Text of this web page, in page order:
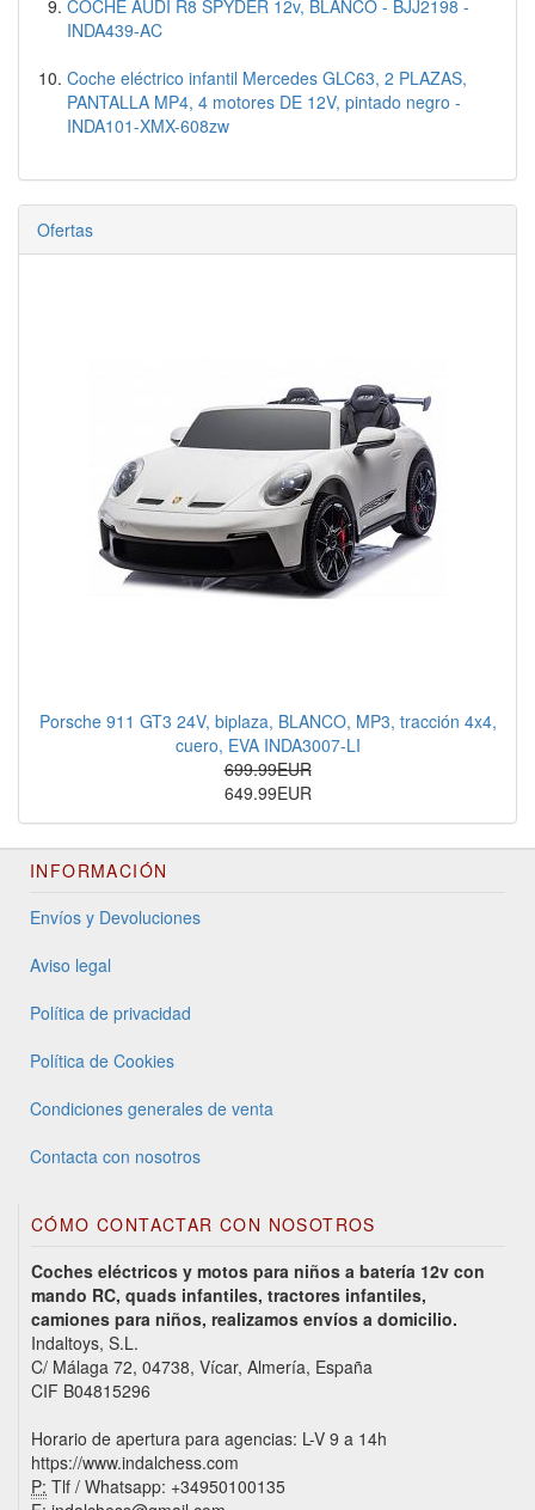
COCHE AUDI R8 SPYDER 12v, BLANCO - BJJ2198 -
INDA439-AC
Coche eléctrico infantil Mercedes GLC63, 2 PLAZAS,
PANTALLA MP4, 4 motores DE 12V, pintado negro -
INDA101-XMX-608zw
Ofertas
Porsche 911 GT3 24V, biplaza, BLANCO, MP3, tracción 4x4,
cuero, EVA INDA3007-LI
699.99EUR
649.99EUR
INFORMACIÓN
Envíos y Devoluciones
Aviso legal
Política de privacidad
Política de Cookies
Condiciones generales de venta
Contacta con nosotros
CÓMO CONTACTAR CON NOSOTROS
Coches eléctricos y motos para niños a batería 12v con
mando RC, quads infantiles, tractores infantiles,
camiones para niños, realizamos envíos a domicilio.
Indaltoys, S.L.
C/ Málaga 72, 04738, Vícar, Almería, España
CIF B04815296
Horario de apertura para agencias: L-V 9 a 14h
https://www.indalchess.com
P: Tlf / Whatsapp: +34950100135